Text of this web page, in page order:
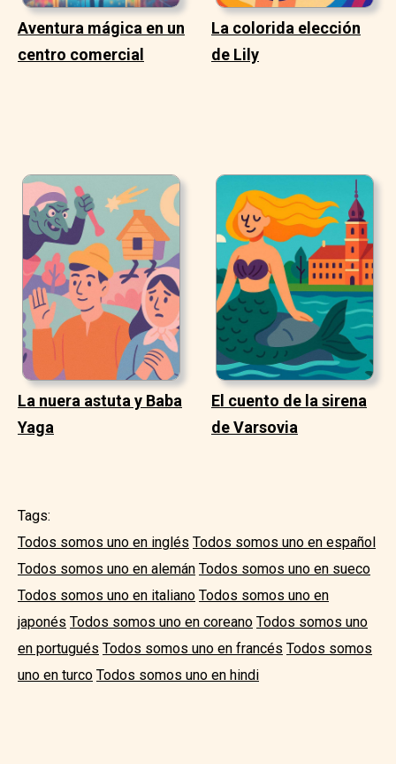
Aventura mágica en un
centro comercial
La colorida elección
de Lily
La nuera astuta y Baba
Yaga
El cuento de la sirena
de Varsovia
Tags:
Todos somos uno en inglés Todos somos uno en español
Todos somos uno en alemán Todos somos uno en sueco
Todos somos uno en italiano Todos somos uno en
japonés Todos somos uno en coreano Todos somos uno
en portugués Todos somos uno en francés Todos somos
uno en turco Todos somos uno en hindi